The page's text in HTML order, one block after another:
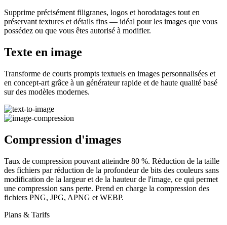
Supprime précisément filigranes, logos et horodatages tout en
préservant textures et détails fins — idéal pour les images que vous
possédez ou que vous êtes autorisé à modifier.
Texte en image
Transforme de courts prompts textuels en images personnalisées et
en concept‑art grâce à un générateur rapide et de haute qualité basé
sur des modèles modernes.
Compression d'images
Taux de compression pouvant atteindre 80 %. Réduction de la taille
des fichiers par réduction de la profondeur de bits des couleurs sans
modification de la largeur et de la hauteur de l'image, ce qui permet
une compression sans perte. Prend en charge la compression des
fichiers PNG, JPG, APNG et WEBP.
Plans & Tarifs